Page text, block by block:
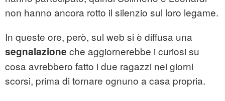
non hanno ancora rotto il silenzio sul loro legame.
In queste ore, però, sul web si è diffusa una
segnalazione che aggiornerebbe i curiosi su
cosa avrebbero fatto i due ragazzi nei giorni
scorsi, prima di tornare ognuno a casa propria.